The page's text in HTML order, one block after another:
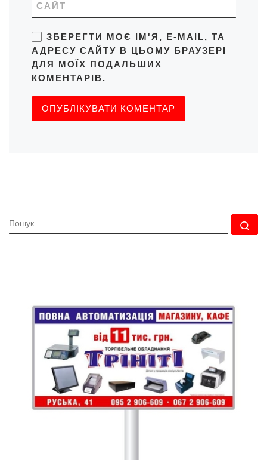
САЙТ
ЗБЕРЕГТИ МОЄ ІМ'Я, E-MAIL, ТА
АДРЕСУ САЙТУ В ЦЬОМУ БРАУЗЕРІ
ДЛЯ МОЇХ ПОДАЛЬШИХ
КОМЕНТАРІВ.
ПОШУК